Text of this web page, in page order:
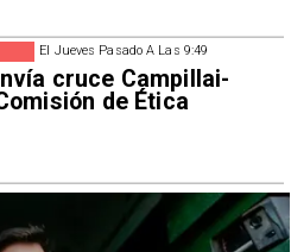
El Jueves Pasado A Las 9:49
cruce Campillai-
de Ética